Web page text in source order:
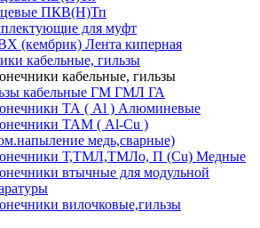
ПКВ(Н)Тп
для муфт
(кембрик) Лента киперная
кабельные, гильзы
кабельные, гильзы
кабельные ГМ ГМЛ ГА
ТА ( Al ) Алюминевые
ТАМ ( Al-Cu )
медь,сварные)
Т,ТМЛ,ТМЛо, П (Cu) Медные
втычные для модульной
вилочковые,гильзы